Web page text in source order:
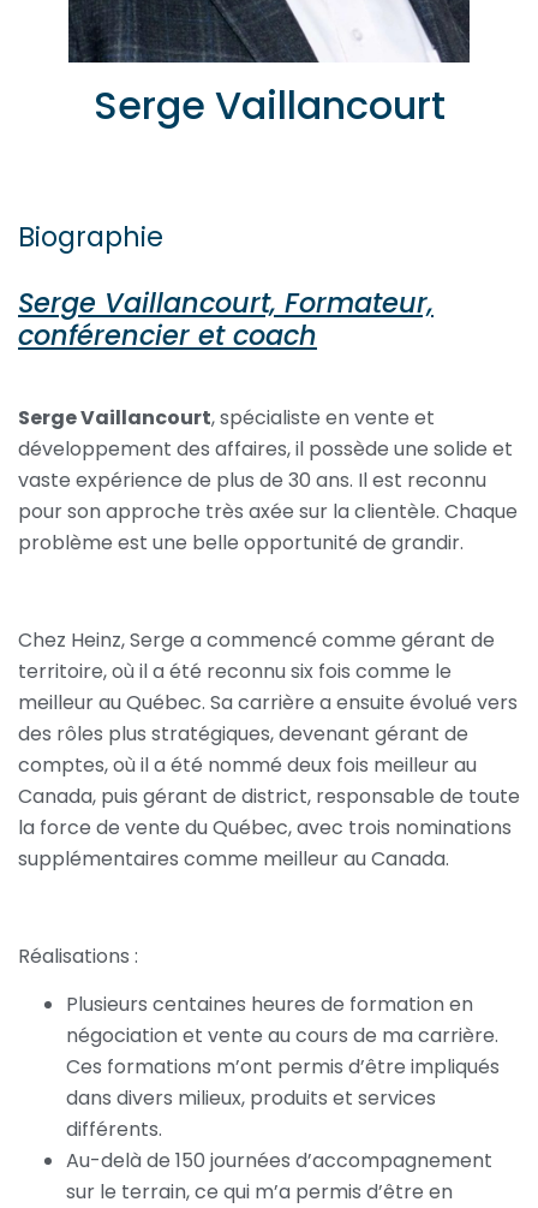
Serge Vaillancourt
Biographie
Serge Vaillancourt, Formateur,
conférencier et coach
Serge Vaillancourt, spécialiste en vente et
développement des affaires, il possède une solide et
vaste expérience de plus de 30 ans. Il est reconnu
pour son approche très axée sur la clientèle. Chaque
problème est une belle opportunité de grandir.
Chez Heinz, Serge a commencé comme gérant de
territoire, où il a été reconnu six fois comme le
meilleur au Québec. Sa carrière a ensuite évolué vers
des rôles plus stratégiques, devenant gérant de
comptes, où il a été nommé deux fois meilleur au
Canada, puis gérant de district, responsable de toute
la force de vente du Québec, avec trois nominations
supplémentaires comme meilleur au Canada.
Réalisations :
Plusieurs centaines heures de formation en
négociation et vente au cours de ma carrière.
Ces formations m’ont permis d’être impliqués
dans divers milieux, produits et services
différents.
Au-delà de 150 journées d’accompagnement
sur le terrain, ce qui m’a permis d’être en